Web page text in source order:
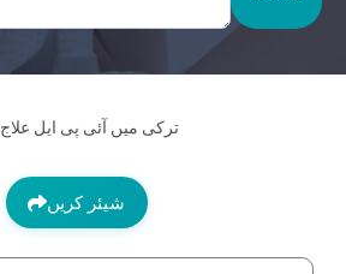
ترکی میں آئی پی ایل علاج
شیئر کریں